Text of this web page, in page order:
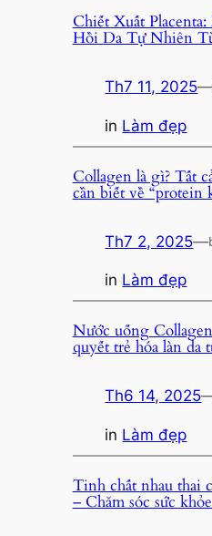
Chiết Xuất
Hồi Da Tự Nhiên
Th7 11, 2025—
in Làm đẹp
Collagen là gì? Tất
cần biết về “protein
Th7 2, 2025—
in Làm đẹp
Nước uống
quyết trẻ hóa làn da
Th6 14, 2025
in Làm đẹp
Tinh chất nhau thai
– Chăm sóc sức